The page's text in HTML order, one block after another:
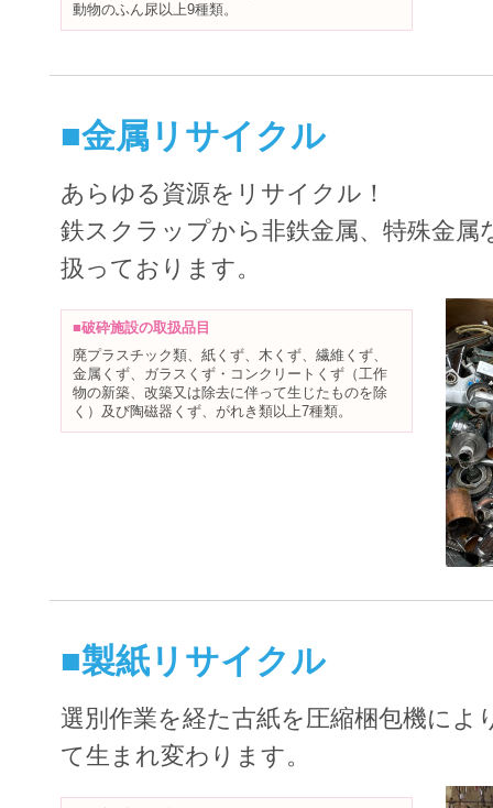
動物のふん尿以上9種類。
■金属リサイクル
あらゆる資源をリサイクル！
鉄スクラップから非鉄金属、特殊金属
扱っております。
■破砕施設の取扱品目
廃プラスチック類、紙くず、木くず、繊維くず、
金属くず、ガラスくず・コンクリートくず（工作
物の新築、改築又は除去に伴って生じたものを除
く）及び陶磁器くず、がれき類以上7種類。
■製紙リサイクル
選別作業を経た古紙を圧縮梱包機によ
て生まれ変わります。